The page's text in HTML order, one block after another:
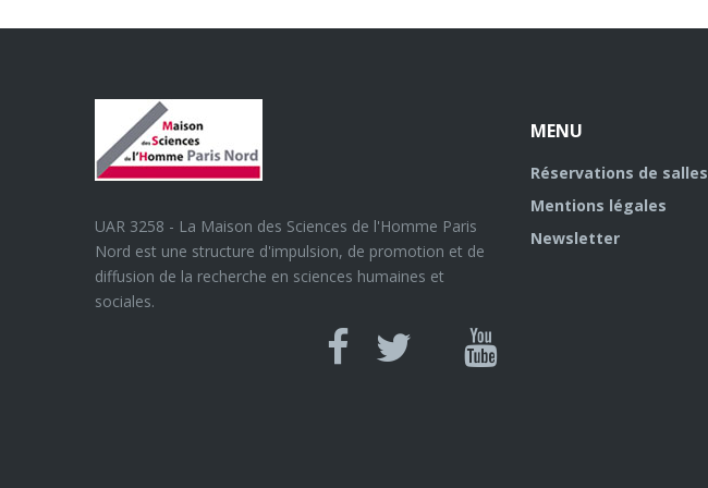
UAR 3258 - La Maison des Sciences de l'Homme Paris
Nord est une structure d'impulsion, de promotion et de
diffusion de la recherche en sciences humaines et
sociales.
Canal
MENU
Réservations de salles
Mentions légales
Newsletter